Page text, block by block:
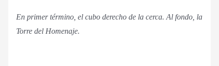
En primer término, el cubo derecho de la cerca. Al fondo, la
Torre del Homenaje.